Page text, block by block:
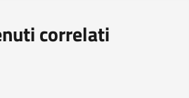
correlati